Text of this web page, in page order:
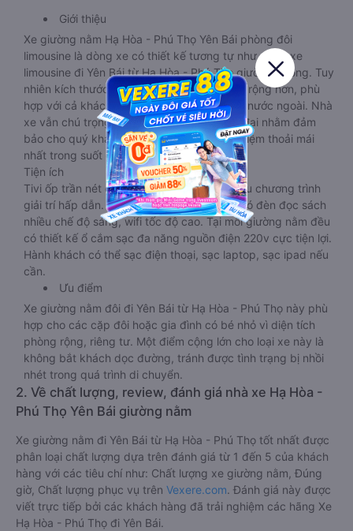
Giới thiệu
Xe giường nằm Hạ Hòa - Phú Thọ Yên Bái phòng đôi
limousine là dòng xe có thiết kế tương tự như dòng xe
limousine đi Yên Bái từ Hạ Hòa - Phú Thọ giường phòng. Tuy
nhiên kích thước giường nằm được thiết kế rộng hơn, phù
hợp với cả khách hàng Việt Nam lẫn khách nước ngoài. Nhà
xe vẫn chú trọng trang bị các thiết bị hiện đại nhằm đảm
bảo cho quý khách hàng có những trải nghiệm thoải mái
nhất trong suốt chuyến đi.
Tiện ích
Tivi ốp trần nét cứng, đầu HD tích hợp nhiều chương trình
giải trí hấp dẫn. Trong phòng có tai nghe, có đèn đọc sách
nhiều chế độ sáng, wifi tốc độ cao. Tại mỗi giường nằm đều
có thiết kế ổ cắm sạc đa năng nguồn điện 220v cực tiện lợi.
Hành khách có thể sạc điện thoại, sạc laptop, sạc ipad nếu
cần.
Ưu điểm
Xe giường nằm đôi đi Yên Bái từ Hạ Hòa - Phú Thọ này phù
hợp cho các cặp đôi hoặc gia đình có bé nhỏ vì diện tích
phòng rộng, riêng tư. Một điểm cộng lớn cho loại xe này là
không bắt khách dọc đường, tránh được tình trạng bị nhồi
nhét trong quá trình di chuyển.
2. Về chất lượng, review, đánh giá nhà xe Hạ Hòa -
Phú Thọ Yên Bái giường nằm
Xe giường nằm đi Yên Bái từ Hạ Hòa - Phú Thọ tốt nhất được
phân loại chất lượng dựa trên đánh giá từ 1 đến 5 của khách
hàng với các tiêu chí như: Chất lượng xe giường nằm, Đúng
giờ, Chất lượng phục vụ trên Vexere.com. Đánh giá này được
viết trực tiếp bởi các khách hàng đã trải nghiệm các hãng Xe
Hạ Hòa - Phú Thọ đi Yên Bái.